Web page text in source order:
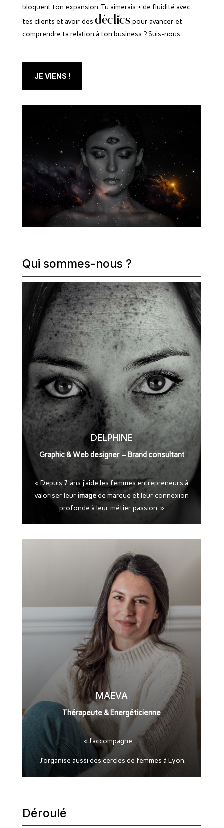
bloquent ton expansion. Tu aimerais + de fluidité avec
tes clients et avoir des déclicspour avancer et
comprendre ta relation à ton business ? Suis-nous…
JE VIENS !
Qui sommes-nous ?
DELPHINE
Graphic & Web designer – Brand consultant
« Depuis 7 ans j’aide les femmes entrepreneurs à
valoriser leurimagede marque et leur connexion
profonde à leur métier passion. »
MAEVA
Thérapeute & Energéticienne
« J’accompagne …
. J’organise aussi des cercles de femmes à Lyon.
Déroulé